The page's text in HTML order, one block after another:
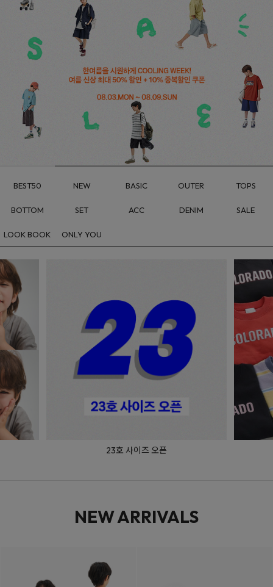
BEST50 NEW BASIC OUTER TOPS
BOTTOM SET ACC DENIM SALE
LOOK BOOK ONLY YOU
매일 입는 베이직
NEW ARRIVALS